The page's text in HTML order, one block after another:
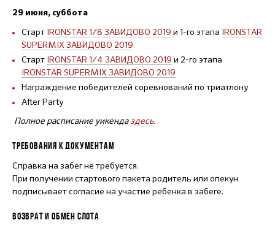
29 июня, суббота
Старт IRONSTAR 1/8 ЗАВИДОВО 2019 и 1-го этапа IRONSTAR
SUPERMIX ЗАВИДОВО 2019
Старт IRONSTAR 1/4 ЗАВИДОВО 2019 и 2-го этапа
IRONSTAR SUPERMIX ЗАВИДОВО 2019
Награждение победителей соревнований по триатлону
After Party
Полное расписание уикендаздесь.
ТРЕБОВАНИЯ К ДОКУМЕНТАМ
Справка на забег не требуется.
При получении стартового пакета родитель или опекун
подписывает согласие на участие ребенка в забеге.
ВОЗВРАТ И ОБМЕН СЛОТА